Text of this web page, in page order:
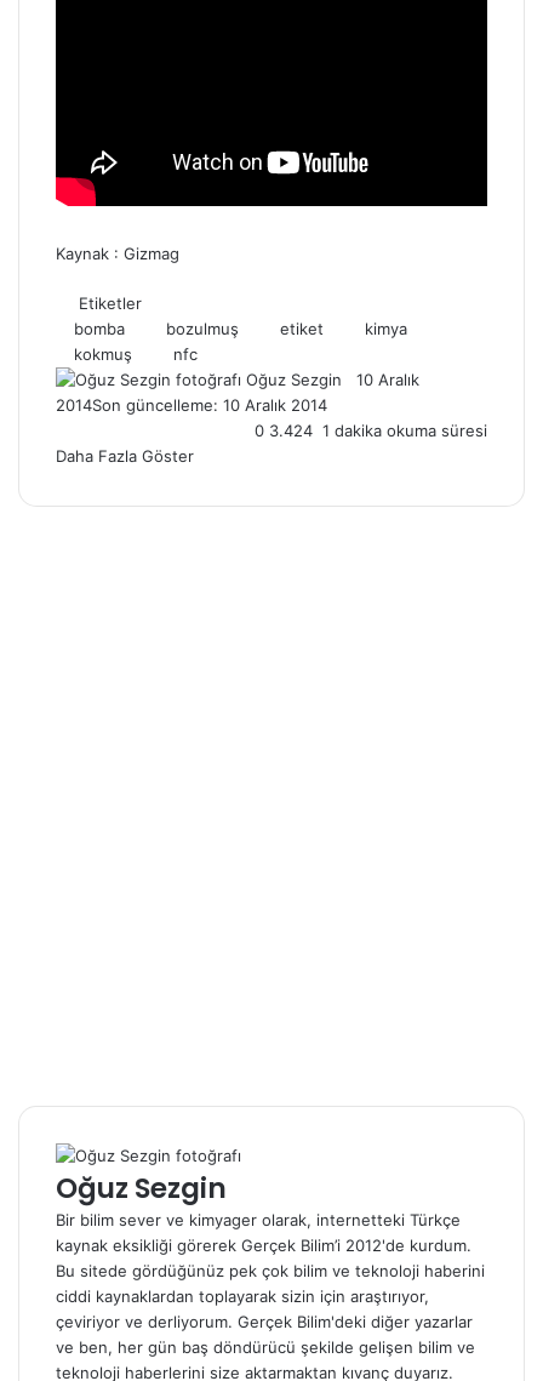
Kaynak : Gizmag
Etiketler
bomba
bozulmuş etiket
kimya
kokmuş
nfc
Oğuz Sezgin
F
l
w
B
r
p
10 Aralık
2014Son güncelleme: 10 Aralık 2014
0 3.424 1 dakika okuma süresi
Daha Fazla Göster
Oğuz Sezgin
Bir bilim sever ve kimyager olarak, internetteki Türkçe
kaynak eksikliği görerek Gerçek Bilim’i 2012'de kurdum.
Bu sitede gördüğünüz pek çok bilim ve teknoloji haberini
ciddi kaynaklardan toplayarak sizin için araştırıyor,
çeviriyor ve derliyorum. Gerçek Bilim'deki diğer yazarlar
ve ben, her gün baş döndürücü şekilde gelişen bilim ve
teknoloji haberlerini size aktarmaktan kıvanç duyarız.